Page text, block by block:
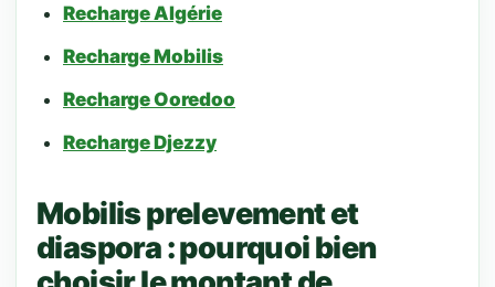
Recharge Algérie
Recharge Mobilis
Recharge Ooredoo
Recharge Djezzy
Mobilis prelevement et
diaspora : pourquoi bien